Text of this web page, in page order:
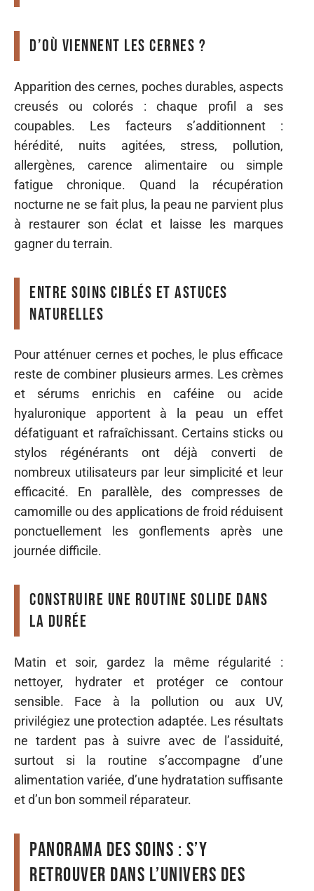
D’où viennent les cernes ?
Apparition des cernes, poches durables, aspects
creusés ou colorés : chaque profil a ses
coupables. Les facteurs s’additionnent :
hérédité, nuits agitées, stress, pollution,
allergènes, carence alimentaire ou simple
fatigue chronique. Quand la récupération
nocturne ne se fait plus, la peau ne parvient plus
à restaurer son éclat et laisse les marques
gagner du terrain.
Entre soins ciblés et astuces
naturelles
Pour atténuer cernes et poches, le plus efficace
reste de combiner plusieurs armes. Les crèmes
et sérums enrichis en caféine ou acide
hyaluronique apportent à la peau un effet
défatiguant et rafraîchissant. Certains sticks ou
stylos régénérants ont déjà converti de
nombreux utilisateurs par leur simplicité et leur
efficacité. En parallèle, des compresses de
camomille ou des applications de froid réduisent
ponctuellement les gonflements après une
journée difficile.
Construire une routine solide dans
la durée
Matin et soir, gardez la même régularité :
nettoyer, hydrater et protéger ce contour
sensible. Face à la pollution ou aux UV,
privilégiez une protection adaptée. Les résultats
ne tardent pas à suivre avec de l’assiduité,
surtout si la routine s’accompagne d’une
alimentation variée, d’une hydratation suffisante
et d’un bon sommeil réparateur.
Panorama des soins : s’y
retrouver dans l’univers des